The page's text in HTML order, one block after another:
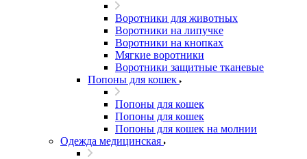
Воротники для животных
Воротники на липучке
Воротники на кнопках
Мягкие воротники
Воротники защитные тканевые
Попоны для кошек
Попоны для кошек
Попоны для кошек
Попоны для кошек на молнии
Одежда медицинская